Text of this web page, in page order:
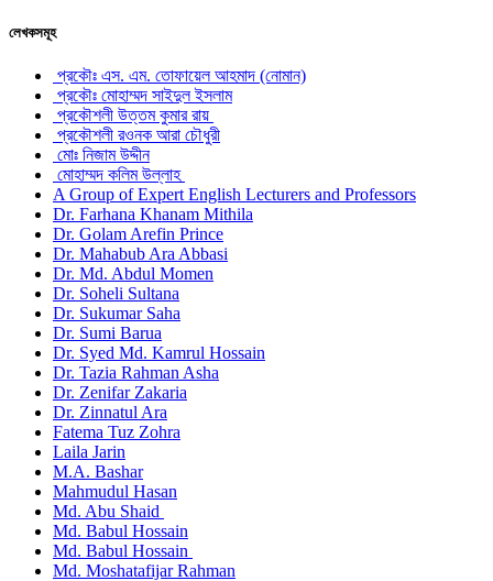
লেখকসমূহ
প্রকৌঃ এস. এম. তোফায়েল আহমাদ (নোমান)
প্রকৌঃ মোহাম্মদ সাইদুল ইসলাম
প্রকৌশলী উত্তম কুমার রায়
প্রকৌশলী রওনক আরা চৌধুরী
মোঃ নিজাম উদ্দীন
মোহাম্মদ কলিম উল্লাহ
A Group of Expert English Lecturers and Professors
Dr. Farhana Khanam Mithila
Dr. Golam Arefin Prince
Dr. Mahabub Ara Abbasi
Dr. Md. Abdul Momen
Dr. Soheli Sultana
Dr. Sukumar Saha
Dr. Sumi Barua
Dr. Syed Md. Kamrul Hossain
Dr. Tazia Rahman Asha
Dr. Zenifar Zakaria
Dr. Zinnatul Ara
Fatema Tuz Zohra
Laila Jarin
M.A. Bashar
Mahmudul Hasan
Md. Abu Shaid
Md. Babul Hossain
Md. Babul Hossain
Md. Moshatafijar Rahman